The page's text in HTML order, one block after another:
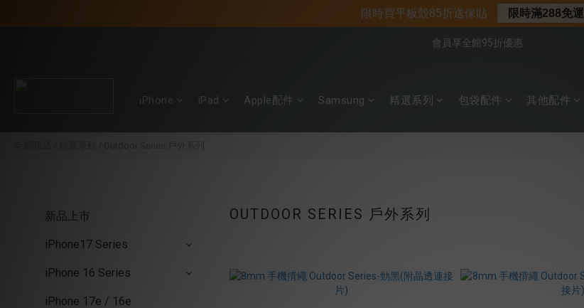
📍新客首購現折$50｜加入會員立即領取
📌年中下殺 手機殼3折起
會員享全館95折優惠
iPhone iPad Apple配件 Samsung 精選系列 包袋配件 其他配件
新品上市
iPhone17 Series
iPhone 16 Series
iPhone 17e / 16e
OUTDOOR SERIES 戶外系列
限時買平板殼85折送保貼 限時滿288免運